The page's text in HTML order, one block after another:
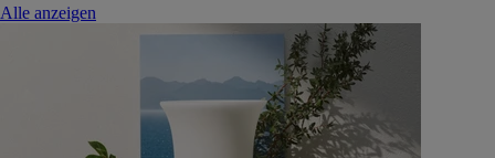
Alle anzeigen